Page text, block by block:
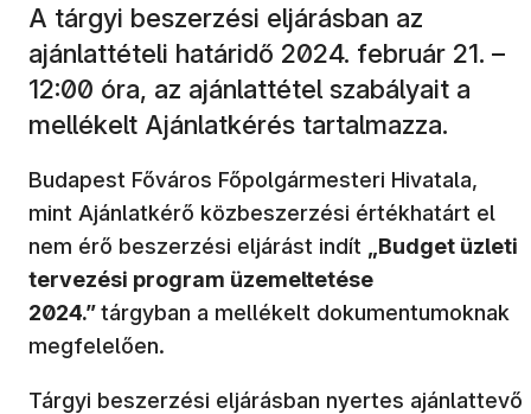
A tárgyi beszerzési eljárásban az
ajánlattételi határidő 2024. február 21. –
12:00 óra, az ajánlattétel szabályait a
mellékelt Ajánlatkérés tartalmazza.
Budapest Főváros Főpolgármesteri Hivatala,
mint Ajánlatkérő közbeszerzési értékhatárt el
nem érő beszerzési eljárást indít
Budget üzleti
tervezési program üzemeltetése
2024.”tárgyban a mellékelt dokumentumoknak
megfelelően.
Tárgyi beszerzési eljárásban nyertes ajánlattevő